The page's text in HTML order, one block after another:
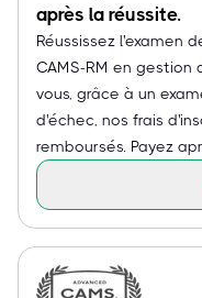
après la réussite.
Réussissez l'examen
CAMS-RM en gestion
vous, grâce à un
d'échec, nos frais
remboursés. Payez